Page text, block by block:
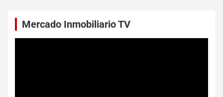
Mercado Inmobiliario TV